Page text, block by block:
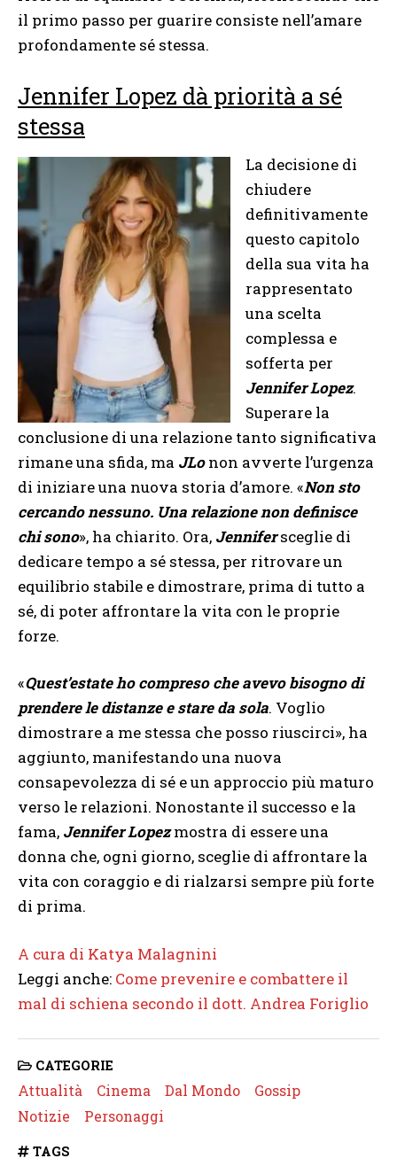
il primo passo per guarire consiste nell’amare
profondamente sé stessa.
Jennifer Lopez dà priorità a sé
stessa
La decisione di
chiudere
definitivamente
questo capitolo
della sua vita ha
rappresentato
una scelta
complessa e
sofferta per
Jennifer Lopez.
Superare la
conclusione di una relazione tanto significativa
rimane una sfida, ma JLonon avverte l’urgenza
di iniziare una nuova storia d’amore. «Non sto
cercando nessuno. Una relazione non definisce
chi sono», ha chiarito. Ora, Jennifersceglie di
dedicare tempo a sé stessa, per ritrovare un
equilibrio stabile e dimostrare, prima di tutto a
sé, di poter affrontare la vita con le proprie
forze.
«Quest’estate ho compreso che avevo bisogno di
prendere le distanze e stare da sola. Voglio
dimostrare a me stessa che posso riuscirci», ha
aggiunto, manifestando una nuova
consapevolezza di sé e un approccio più maturo
verso le relazioni. Nonostante il successo e la
fama, Jennifer Lopezmostra di essere una
donna che, ogni giorno, sceglie di affrontare la
vita con coraggio e di rialzarsi sempre più forte
di prima.
A cura di Katya Malagnini
Leggi anche: Come prevenire e combattere il
mal di schiena secondo il dott. Andrea Foriglio
CATEGORIE
Attualità Cinema Dal Mondo
Gossip
Notizie
Personaggi
TAGS